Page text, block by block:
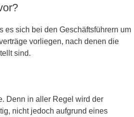
es sich bei den Geschäftsführern um
vorliegen, nach denen die
sind.
Denn in aller Regel wird der
nicht jedoch aufgrund eines